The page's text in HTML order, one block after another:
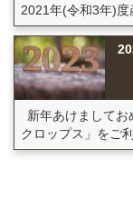
2021年(令和3年)度
新年あけまして
クロップス」をご